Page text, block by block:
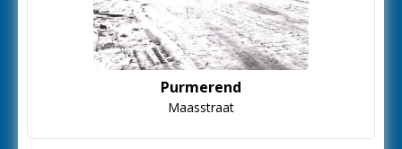
Purmerend
Maasstraat